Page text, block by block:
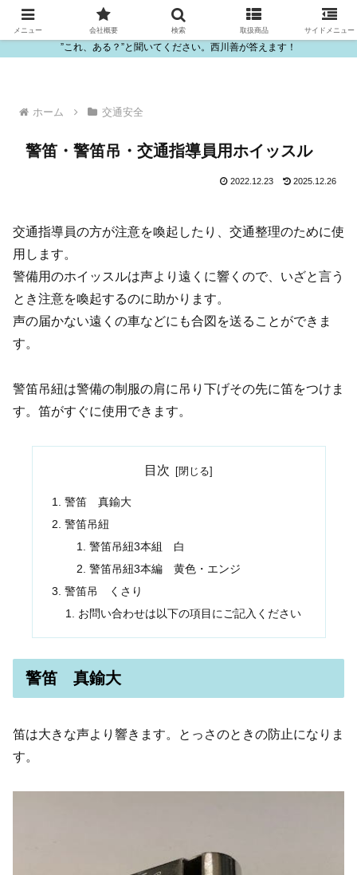
ビニール・プラスチック製品の卸販売は西川善
”これ、ある？”と聞いてください。西川善が答えます！
ホーム 交通安全
警笛・警笛吊・交通指導員用ホイッスル
2022.12.23 2025.12.26
交通指導員の方が注意を喚起したり、交通整理のために使
用します。
警備用のホイッスルは声より遠くに響くので、いざと言う
とき注意を喚起するのに助かります。
声の届かない遠くの車などにも合図を送ることができま
す。
警笛吊紐は警備の制服の肩に吊り下げその先に笛をつけま
す。笛がすぐに使用できます。
目次
警笛 真鍮大
警笛吊紐
警笛吊紐3本組 白
警笛吊紐3本編 黄色・エンジ
警笛吊 くさり
お問い合わせは以下の項目にご記入ください
警笛 真鍮大
笛は大きな声より響きます。とっさのときの防止になりま
す。
メニュー 会社概要 検索 取扱商品 サイドメニュー